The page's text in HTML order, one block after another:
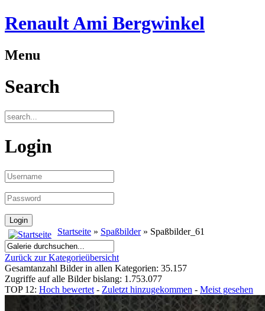
Renault Ami Bergwinkel
Menu
Search
Login
Startseite » Spaßbilder» Spaßbilder_61
Zurück zur Kategorieübersicht
Gesamtanzahl Bilder in allen Kategorien: 35.157
Zugriffe auf alle Bilder bislang: 1.753.077
TOP 12: Hoch bewertet - Zuletzt hinzugekommen - Meist gesehen